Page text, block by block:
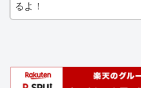
るよ！